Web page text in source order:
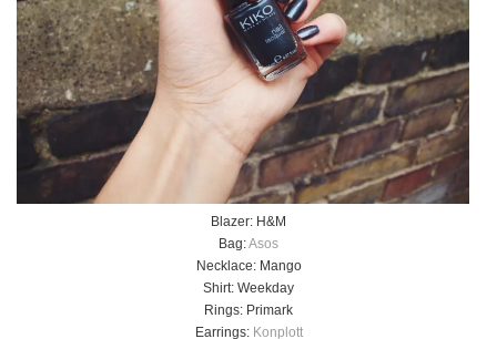
Blazer: H&M
Bag:Asos
Necklace: Mango
Shirt: Weekday
Rings: Primark
Earrings: Konplott